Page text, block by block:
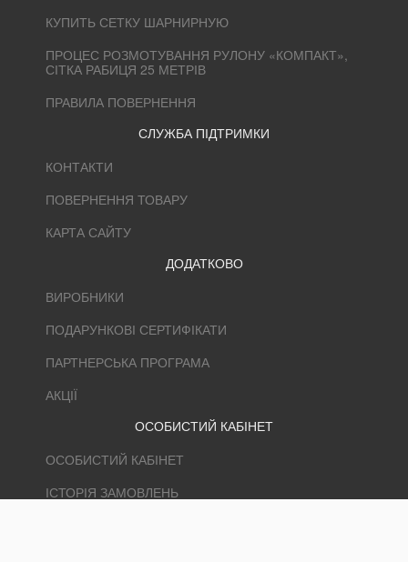
КУПИТЬ СЕТКУ ШАРНИРНУЮ
ПРОЦЕС РОЗМОТУВАННЯ РУЛОНУ «КОМПАКТ»,
СІТКА РАБИЦЯ 25 МЕТРІВ
ПРАВИЛА ПОВЕРНЕННЯ
СЛУЖБА ПІДТРИМКИ
КОНТАКТИ
ПОВЕРНЕННЯ ТОВАРУ
КАРТА САЙТУ
ДОДАТКОВО
ВИРОБНИКИ
ПОДАРУНКОВІ СЕРТИФІКАТИ
ПАРТНЕРСЬКА ПРОГРАМА
АКЦІЇ
ОСОБИСТИЙ КАБІНЕТ
ОСОБИСТИЙ КАБІНЕТ
ІСТОРІЯ ЗАМОВЛЕНЬ